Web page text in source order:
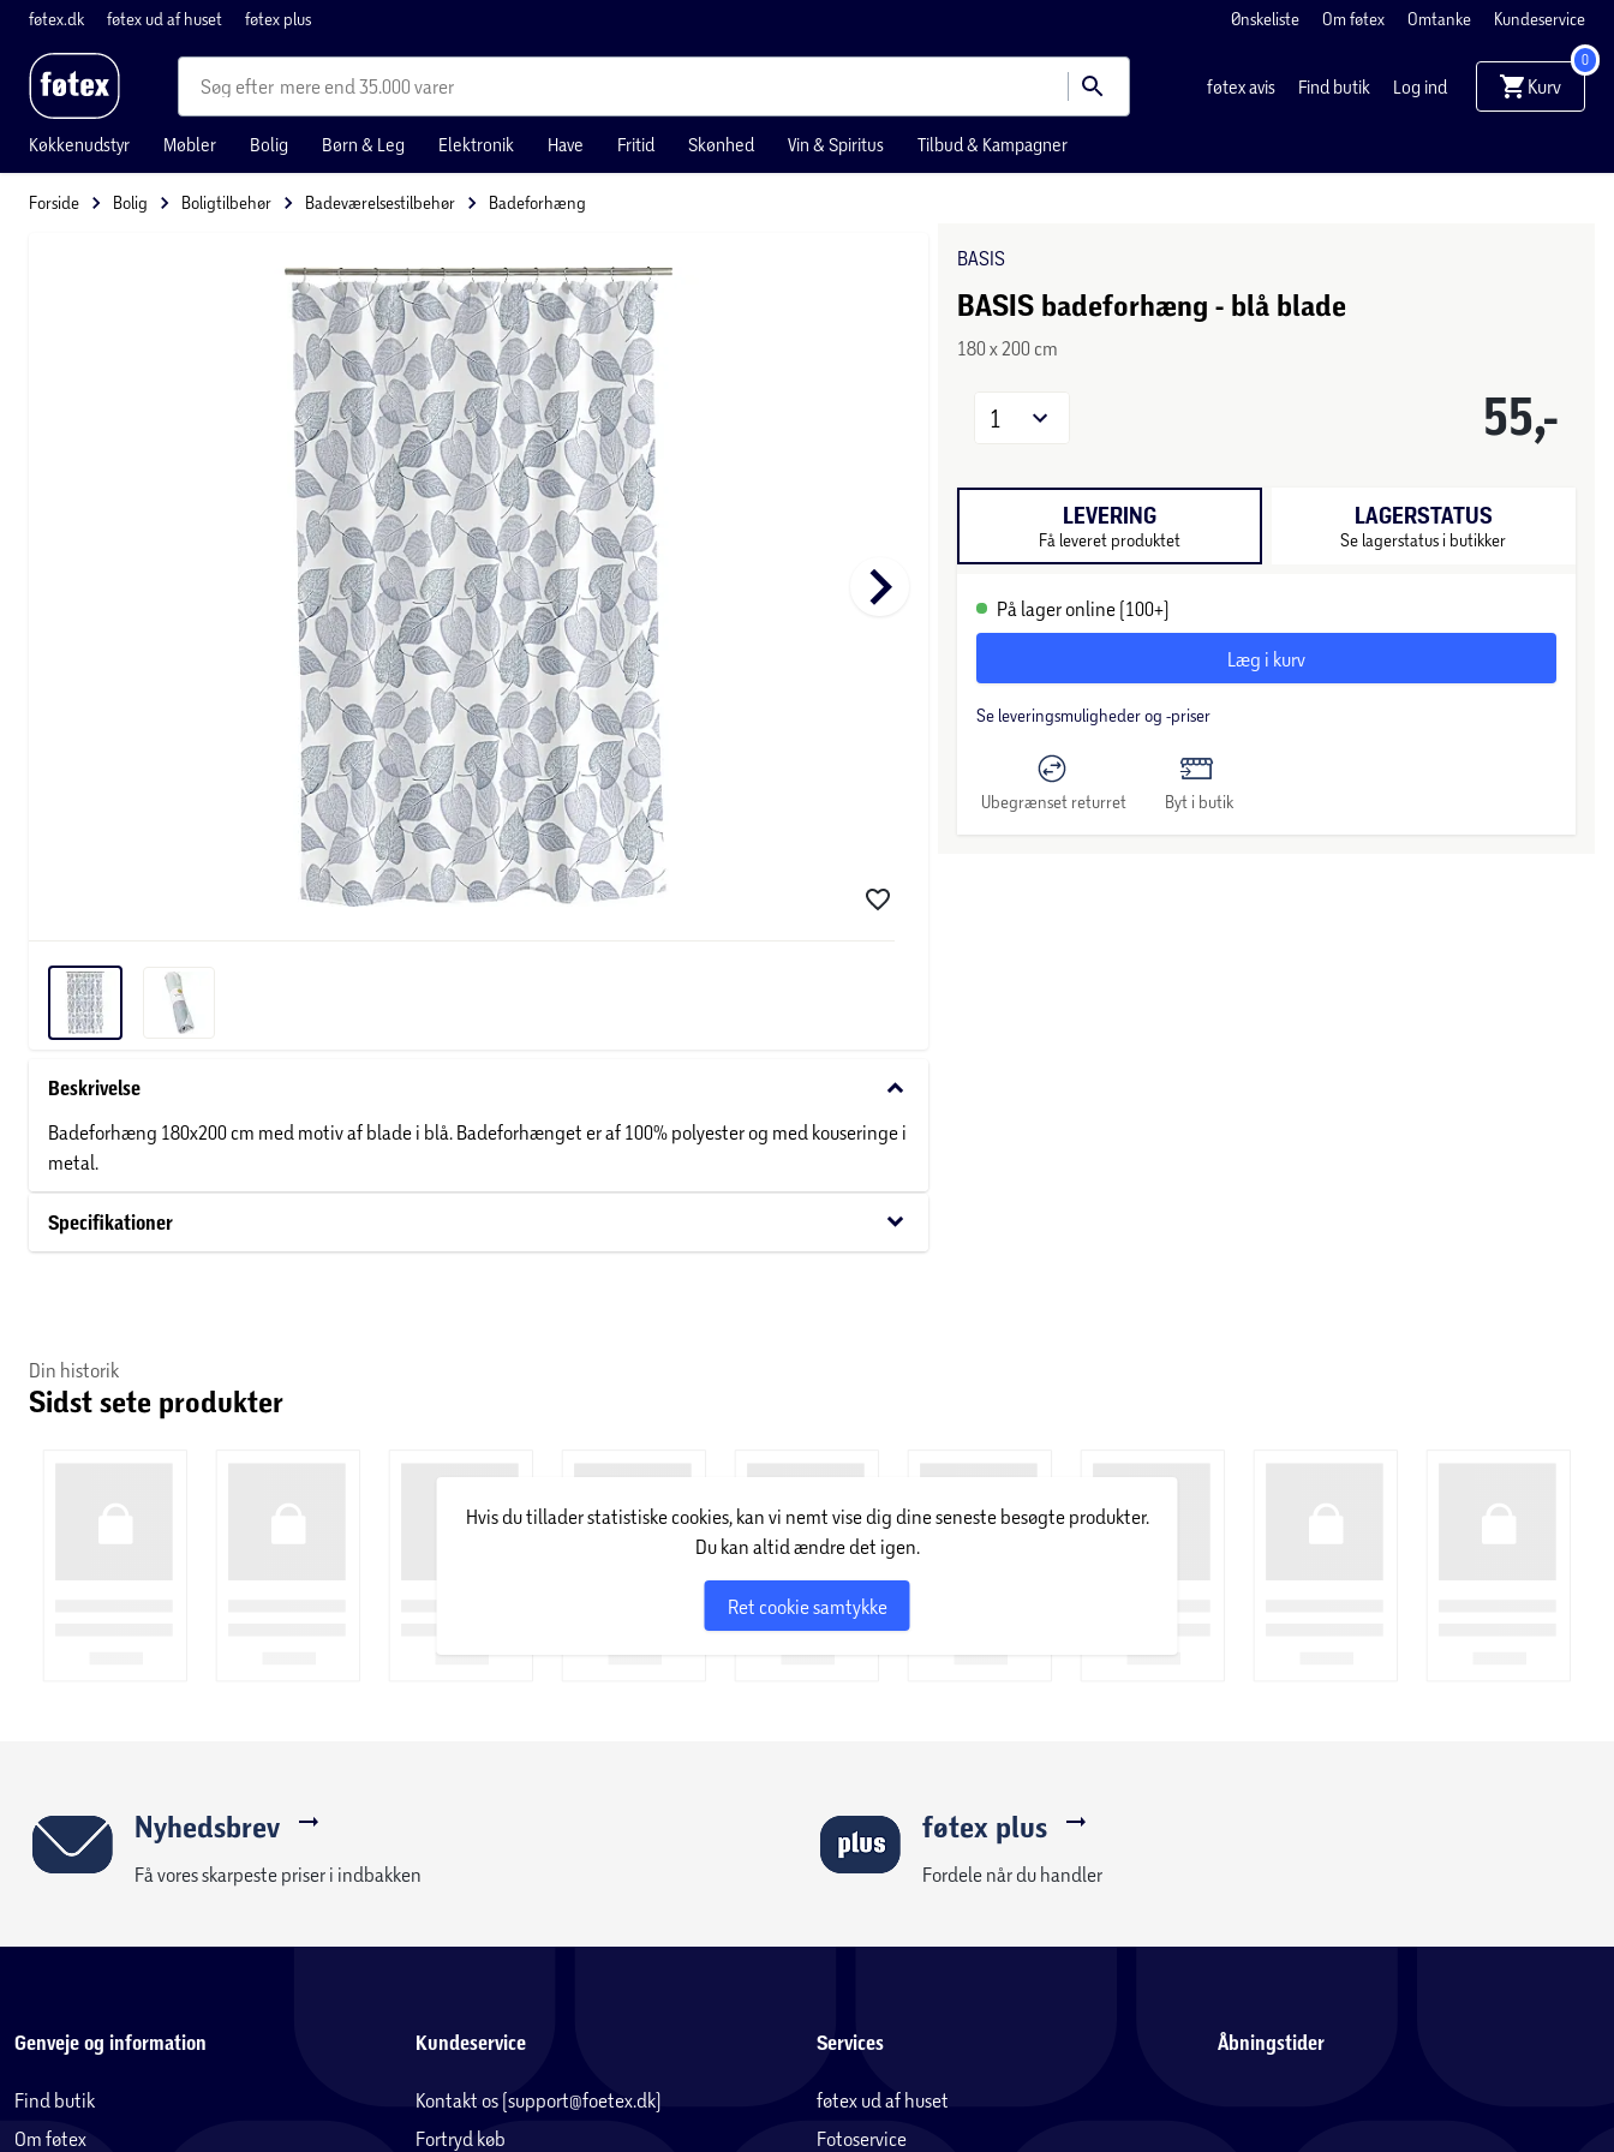
føtex.dk føtex ud af huset føtex plus Ønskeliste Om føtex Omtanke Kundeservice
mere end 35.000 varer føtex avis Find butik Log ind Kurv
0
Køkkenudstyr Møbler Bolig Børn & Leg Elektronik Have Fritid Skønhed Vin & Spiritus Tilbud & Kampagner
Forside Bolig Boligtilbehør Badeværelsestilbehør Badeforhæng
keyboard_arrow_right
Beskrivelse keyboard_arrow_down
Badeforhæng 180x200 cm med motiv af blade i blå. Badeforhænget er af 100% polyester og med kouseringe i
metal.
Specifikationer keyboard_arrow_down
BASIS
BASIS badeforhæng - blå blade
180 x 200 cm
55,-
1
LEVERING
Få leveret produktet
LAGERSTATUS
Se lagerstatus i butikker
På lager online (100+)
Læg i kurv
Se leveringsmuligheder og -priser
Ubegrænset returret Byt i butik
Din historik
Sidst sete produkter
Hvis du tillader statistiske cookies, kan vi nemt vise dig dine seneste besøgte produkter.
Du kan altid ændre det igen.
Ret cookie samtykke
Nyhedsbrev
Få vores skarpeste priser i indbakken
føtex plus
Fordele når du handler
Genveje og information
Find butik
Om føtex
Kundeservice
Kontakt os (support@foetex.dk)
Fortryd køb
Services
føtex ud af huset
Fotoservice
Åbningstider